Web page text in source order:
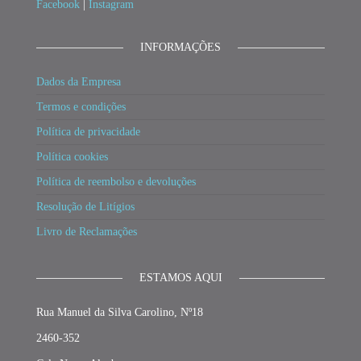
Facebook Instagram
INFORMAÇÕES
Dados da Empresa
Termos e condições
Política de privacidade
Política cookies
Política de reembolso e devoluções
Resolução de Litígios
Livro de Reclamações
ESTAMOS AQUI
Rua Manuel da Silva Carolino, Nº18
2460-352